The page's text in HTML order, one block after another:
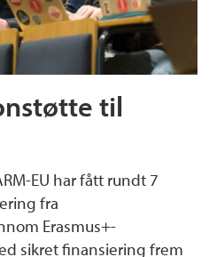
til
EU har fått rundt 7
fra
Erasmus+-
sikret finansiering frem